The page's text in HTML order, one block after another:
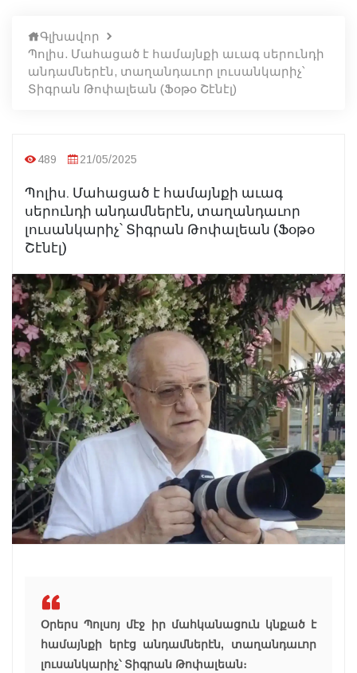
Գլխավոր
Պոլիս. Մահացած է համայնքի աւագ սերունդի
անդամներէն, տաղանդաւոր լուսանկարիչ՝
Տիգրան Թոփալեան (Ֆօթօ Շէնէլ)
489 21/05/2025
Պոլիս. Մահացած է համայնքի աւագ
սերունդի անդամներէն, տաղանդաւոր
լուսանկարիչ՝ Տիգրան Թոփալեան (Ֆօթօ
Շէնէլ)
Օրերս Պոլսոյ մէջ իր մահկանացուն կնքած է
համայնքի երէց անդամներէն, տաղանդաւոր
լուսանկարիչ՝ Տիգրան Թոփալեան։